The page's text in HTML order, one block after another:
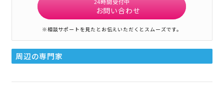
お問い合わせ
※相談サポートを見たとお伝えいただくとスムーズです。
周辺の専門家